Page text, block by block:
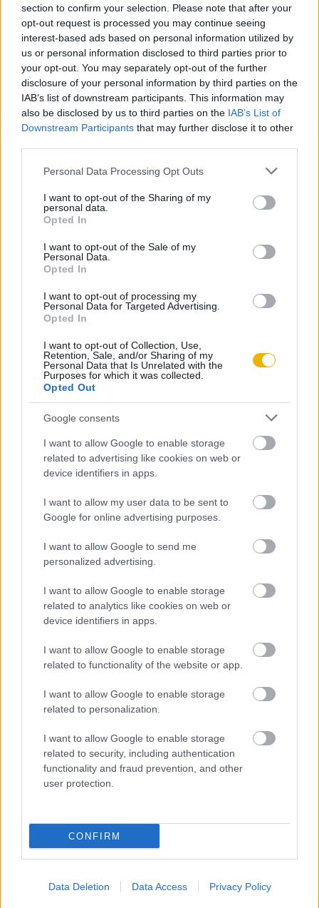
section to confirm your selection. Please note that after your
opt-out request is processed you may continue seeing
interest-based ads based on personal information utilized by
us or personal information disclosed to third parties prior to
your opt-out. You may separately opt-out of the further
disclosure of your personal information by third parties on the
IAB’s list of downstream participants. This information may
also be disclosed by us to third parties on the IAB’s List of
Downstream Participants that may further disclose it to other
Please note that this website/app uses one or more Google
not limited to your visit or usage behaviour. You may click to
grant or deny consent to Google and its third-party tags to
use your data for below specified purposes in below Google
consent section.
Personal Data Processing Opt Outs
I want to opt-out of the Sharing of my
personal data.
Opted In
I want to opt-out of the Sale of my
Personal Data.
Opted In
I want to opt-out of processing my
Personal Data for Targeted Advertising.
Opted In
I want to opt-out of Collection, Use,
Retention, Sale, and/or Sharing of my
Personal Data that Is Unrelated with the
Purposes for which it was collected.
Opted Out
Google consents
I want to allow Google to enable storage
related to advertising like cookies on web or
device identifiers in apps.
I want to allow my user data to be sent to
Google for online advertising purposes.
I want to allow Google to send me
personalized advertising.
I want to allow Google to enable storage
related to analytics like cookies on web or
device identifiers in apps.
I want to allow Google to enable storage
related to functionality of the website or app.
I want to allow Google to enable storage
related to personalization.
I want to allow Google to enable storage
related to security, including authentication
functionality and fraud prevention, and other
user protection.
CONFIRM
Data Deletion Data Access Privacy Policy
Már előfizetőnk? Ha már regisztrált a Rubicon
Online-on, kattintson ide:BELÉPÉS.Ha még nem
rendelkezik felhasználói fiókkal, kattintson ide:
REGISZTRÁCIÓ.
Szerző
Mészáros Kálmán
Ismerje meg
Tananyag
Magyarország a kora újkorban
A Rákóczi-szabadságharc
A Rákóczi-szabadságharc (kiegészítő
Lapszám
2002/2.
Korszak
Magyar történelem
A Habsburg újraberendezkedés kora (1686-